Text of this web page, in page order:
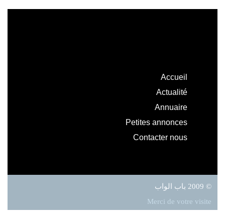
Accueil
Actualité
Annuaire
Petites annonces
Contacter nous
© 2009 باب الواب
Merci de votre visite